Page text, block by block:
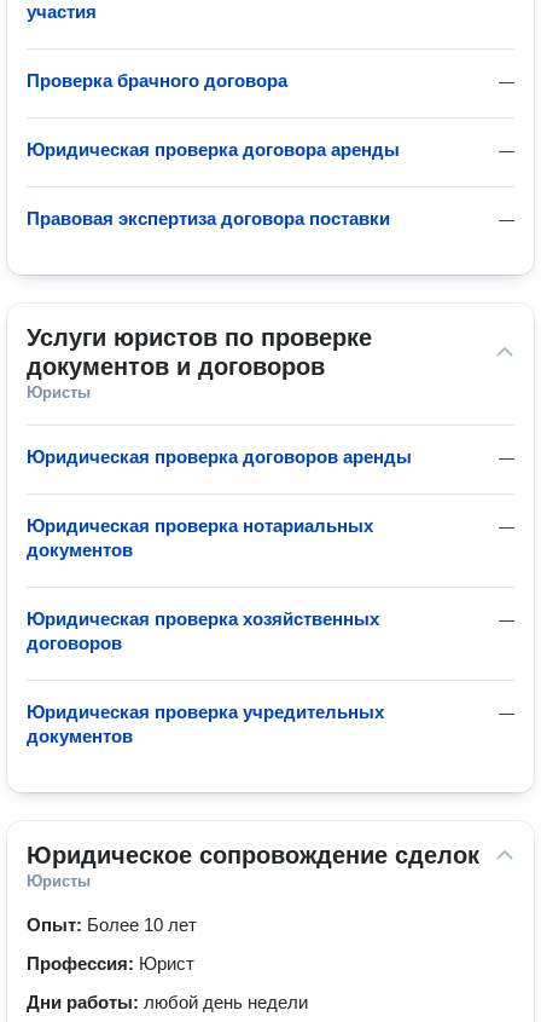
участия
—
Проверка брачного договора
—
Юридическая проверка договора аренды
—
Правовая экспертиза договора поставки
Услуги юристов по проверке
документов и договоров
Юристы
—
Юридическая проверка договоров аренды
—
Юридическая проверка нотариальных
документов
—
Юридическая проверка хозяйственных
договоров
—
Юридическая проверка учредительных
документов
Юридическое сопровождение сделок
Юристы
Опыт: Более 10 лет
Профессия: Юрист
Дни работы: любой день недели